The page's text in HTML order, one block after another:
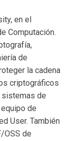
en el
Computación.
de
la cadena
criptográficos
sistemas de
de
User. También
OSS de